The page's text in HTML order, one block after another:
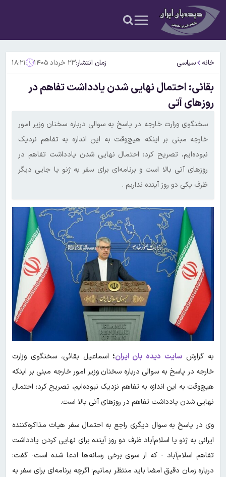
خانه سیاسی زمان انتشار:۲۳ خرداد ۱۴۰۵ ۱۸:۲۱
بقائی: احتمال نهایی شدن یادداشت تفاهم در
روزهای آتی
سخنگوی وزارت خارجه در پاسخ به سوالی درباره سخنان وزیر امور
خارجه مبنی بر اینکه هیچ‌وقت به این اندازه به تفاهم نزدیک
نبوده‌ایم، تصریح کرد: احتمال نهایی شدن یادداشت تفاهم در
روزهای آتی بالا است و برنامه‌ای برای سفر به ژنو یا جایی دیگر
ظرف یکی دو روز آینده نداریم .
به گزارش سایت دیده بان ایران؛ اسماعیل بقائی، سخنگوی وزارت
خارجه در پاسخ به سوالی درباره سخنان وزیر امور خارجه مبنی بر اینکه
هیچ‌وقت به این اندازه به تفاهم نزدیک نبوده‌ایم، تصریح کرد: احتمال
نهایی شدن یادداشت تفاهم در روزهای آتی بالا است.
وی در پاسخ به سوال دیگری راجع به احتمال سفر هیات مذاکره‌کننده
ایرانی به ژنو یا اسلام‌آباد ظرف دو روز آینده برای نهایی کردن یادداشت
تفاهم اسلام‌آباد - که از سوی برخی رسانه‌ها ادعا شده است- گفت:
درباره زمان دقیق امضا باید منتظر بمانیم؛ اگرچه برنامه‌ای برای سفر به